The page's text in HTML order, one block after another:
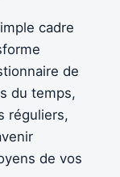
cadre
de
du temps,
réguliers,
de vos